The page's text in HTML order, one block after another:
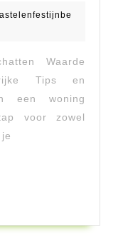
Waarde
Tips en
een woning
voor zowel